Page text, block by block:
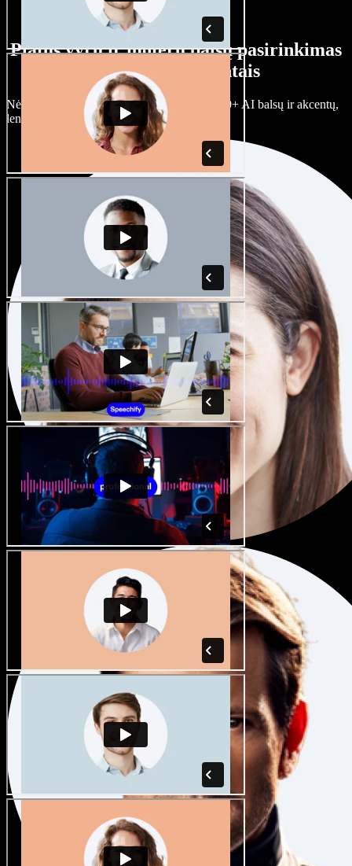
Platus vyrų ir moterų balsų pasirinkimas
su įvairiais akcentais
Nėra dviejų vienodų projektų. Rinkitės iš 100+ AI balsų ir akcentų,
lengvai juos prisitaikykite.